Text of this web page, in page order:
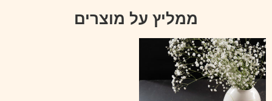
ממליץ על מוצרים